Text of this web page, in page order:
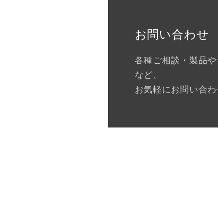
お問い合わせ
各種ご相談・製品
など、
お気軽にお問い合